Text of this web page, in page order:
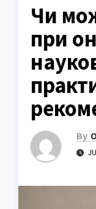
Чи
при
By